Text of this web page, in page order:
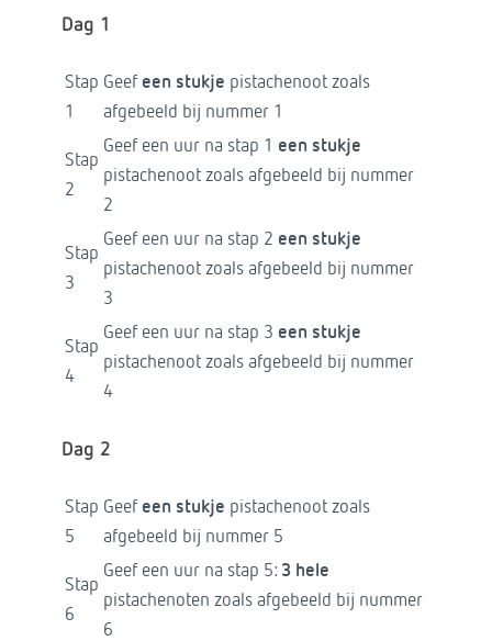
Dag 1
Stap
1
Geef een stukje pistachenoot zoals
afgebeeld bij nummer 1
Stap
2
Geef een uur na stap 1 een stukje
pistachenoot zoals afgebeeld bij nummer
2
Stap
3
Geef een uur na stap 2 een stukje
pistachenoot zoals afgebeeld bij nummer
3
Stap
4
Geef een uur na stap 3 een stukje
pistachenoot zoals afgebeeld bij nummer
4
Dag 2
Stap
5
Geef een stukje pistachenoot zoals
afgebeeld bij nummer 5
Stap
6
Geef een uur na stap 5: 3 hele
pistachenoten zoals afgebeeld bij nummer
6